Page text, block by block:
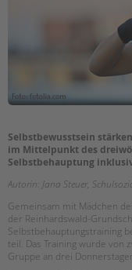
HILFEN ZUR
TANDEM BTL
Zertfikatskurse
Seminarkalender
Seminarräume
STADTTEILARBEIT
Selbstbewusstsein
im Mittelpunkt des
Selbstbehauptung
Autorin: Jana Steuer,
Gemeinsam mit Mädchen
der Reinhardswald-
Selbstbehauptungstraining
teil. Das Training wurde von
Gruppe an drei